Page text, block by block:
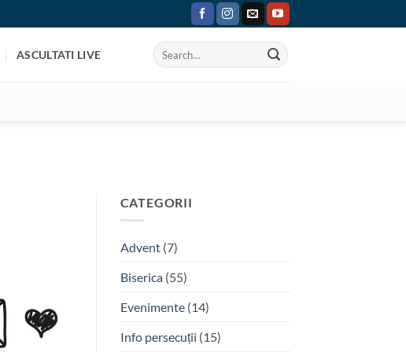
ASCULTATI LIVE
CATEGORII
Advent(7)
Biserica(55)
Evenimente(14)
Info persecuții (15)